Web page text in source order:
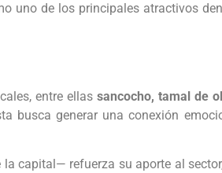
uno de los principales atractivos
entre ellas sancocho, tamal de
busca generar una conexión
capital— refuerza su aporte al